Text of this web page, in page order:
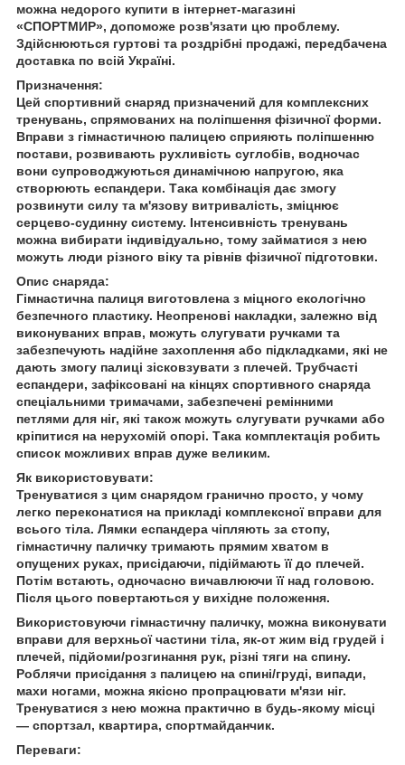
можна недорого купити в інтернет-магазині
«СПОРТМИР», допоможе розв'язати цю проблему.
Здійснюються гуртові та роздрібні продажі, передбачена
доставка по всій Україні.
Призначення:
Цей спортивний снаряд призначений для комплексних
тренувань, спрямованих на поліпшення фізичної форми.
Вправи з гімнастичною палицею сприяють поліпшенню
постави, розвивають рухливість суглобів, водночас
вони супроводжуються динамічною напругою, яка
створюють еспандери. Така комбінація дає змогу
розвинути силу та м'язову витривалість, зміцнює
серцево-судинну систему. Інтенсивність тренувань
можна вибирати індивідуально, тому займатися з нею
можуть люди різного віку та рівнів фізичної підготовки.
Опис снаряда:
Гімнастична палиця виготовлена з міцного екологічно
безпечного пластику. Неопренові накладки, залежно від
виконуваних вправ, можуть слугувати ручками та
забезпечують надійне захоплення або підкладками, які не
дають змогу палиці зісковзувати з плечей. Трубчасті
еспандери, зафіксовані на кінцях спортивного снаряда
спеціальними тримачами, забезпечені ремінними
петлями для ніг, які також можуть слугувати ручками або
кріпитися на нерухомій опорі. Така комплектація робить
список можливих вправ дуже великим.
Як використовувати:
Тренуватися з цим снарядом гранично просто, у чому
легко переконатися на прикладі комплексної вправи для
всього тіла. Лямки еспандера чіпляють за стопу,
гімнастичну паличку тримають прямим хватом в
опущених руках, присідаючи, підіймають її до плечей.
Потім встають, одночасно вичавлюючи її над головою.
Після цього повертаються у вихідне положення.
Використовуючи гімнастичну паличку, можна виконувати
вправи для верхньої частини тіла, як-от жим від грудей і
плечей, підйоми/розгинання рук, різні тяги на спину.
Роблячи присідання з палицею на спині/груді, випади,
махи ногами, можна якісно пропрацювати м'язи ніг.
Тренуватися з нею можна практично в будь-якому місці
— спортзал, квартира, спортмайданчик.
Переваги: